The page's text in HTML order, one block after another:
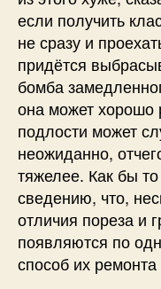
если получить
не сразу и
придётся
бомба
она может хорошо
подлости может
неожиданно,
тяжелее. Как бы
сведению, что,
отличия пореза и
появляются по
способ их